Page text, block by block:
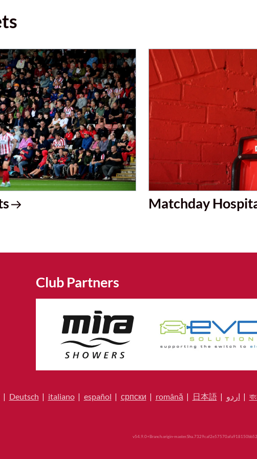
Matchday
Club Partners
| Deutsch | italiano| español | српски | română | 日本語| اردو |
v54.9.0+Branch.origin-